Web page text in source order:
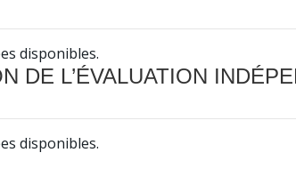
disponibles.
DE L’ÉVALUATION
disponibles.